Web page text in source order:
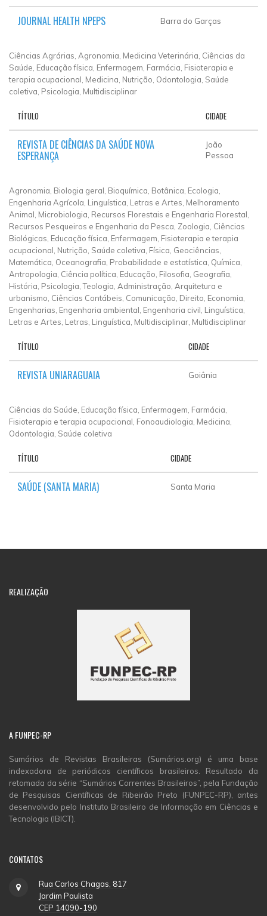
JOURNAL HEALTH NPEPS Barra do Garças
Ciências Agrárias, Agronomia, Medicina Veterinária, Ciências da
Saúde, Educação física, Enfermagem, Farmácia, Fisioterapia e
terapia ocupacional, Medicina, Nutrição, Odontologia, Saúde
coletiva, Psicologia, Multidisciplinar
TÍTULO CIDADE
REVISTA DE CIÊNCIAS DA SAÚDE NOVA
ESPERANÇA
João
Pessoa
Agronomia, Biologia geral, Bioquímica, Botânica, Ecologia,
Engenharia Agrícola, Linguística, Letras e Artes, Melhoramento
Animal, Microbiologia, Recursos Florestais e Engenharia Florestal,
Recursos Pesqueiros e Engenharia da Pesca, Zoologia, Ciências
Biológicas, Educação física, Enfermagem, Fisioterapia e terapia
ocupacional, Nutrição, Saúde coletiva, Física, Geociências,
Matemática, Oceanografia, Probabilidade e estatística, Química,
Antropologia, Ciência política, Educação, Filosofia, Geografia,
História, Psicologia, Teologia, Administração, Arquitetura e
urbanismo, Ciências Contábeis, Comunicação, Direito, Economia,
Engenharias, Engenharia ambiental, Engenharia civil, Linguística,
Letras e Artes, Letras, Linguística, Multidisciplinar, Multidisciplinar
TÍTULO CIDADE
REVISTA UNIARAGUAIA Goiânia
Ciências da Saúde, Educação física, Enfermagem, Farmácia,
Fisioterapia e terapia ocupacional, Fonoaudiologia, Medicina,
Odontologia, Saúde coletiva
TÍTULO CIDADE
SAÚDE (SANTA MARIA) Santa Maria
REALIZAÇÃO
AFUNPEC-RP
Sumários de Revistas Brasileiras (Sumários.org) é uma base
indexadora de periódicos científicos brasileiros. Resultado da
retomada da série “Sumários Correntes Brasileiros”, pela Fundação
de Pesquisas Científicas de Ribeirão Preto (FUNPEC-RP), antes
desenvolvido pelo Instituto Brasileiro de Informação em Ciências e
Tecnologia (IBICT).
CONTATOS
Rua Carlos Chagas, 817
Jardim Paulista
CEP 14090-190